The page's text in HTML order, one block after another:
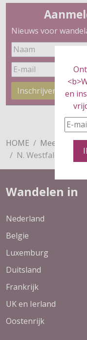
en
Nieuws voor
Inschrijven
HOME Meer
N. Westfalen
Wandelen in
Nederland
Belgie
Luxemburg
Duitsland
Frankrijk
UK en Ierland
Oostenrijk